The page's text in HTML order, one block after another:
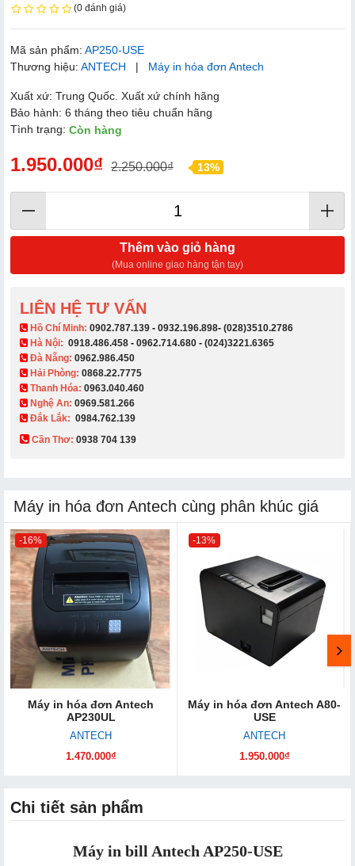
(0 đánh giá)
Mã sản phẩm: AP250-USE
Thương hiệu: ANTECH | Máy in hóa đơn Antech
Xuất xứ: Trung Quốc. Xuất xứ chính hãng
Bảo hành: 6 tháng theo tiêu chuẩn hãng
Tình trạng: Còn hàng
1.950.000₫ 2.250.000₫ 13%
Thêm vào giỏ hàng
(Mua online giao hàng tận tay)
LIÊN HỆ TƯ VẤN
​ Hồ Chí Minh: 0902.787.139 - 0932.196.898- (028)3510.2786
Hà Nội: 0918.486.458 - 0962.714.680 - (024)3221.6365
Đà Nẵng: 0962.986.450
Hải Phòng: 0868.22.7775
Thanh Hóa: 0963.040.460
Nghệ An: 0969.581.266
Đắk Lắk: 0984.762.139
Cần Thơ: 0938 704 139​
Máy in hóa đơn Antech cùng phân khúc giá
-16%
Máy in hóa đơn Antech
AP230UL
ANTECH
1.470.000₫
-13%
Máy in hóa đơn Antech A80-
USE
ANTECH
1.950.000₫
Chi tiết sản phẩm
Máy in bill Antech AP250-USE